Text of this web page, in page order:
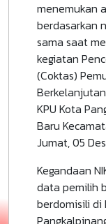
menemukan
berdasarkan
sama saat
kegiatan
(Coktas)
KPU Kota
Baru
Jumat, 05
Kegandaan
data pemilih
berdomisili di